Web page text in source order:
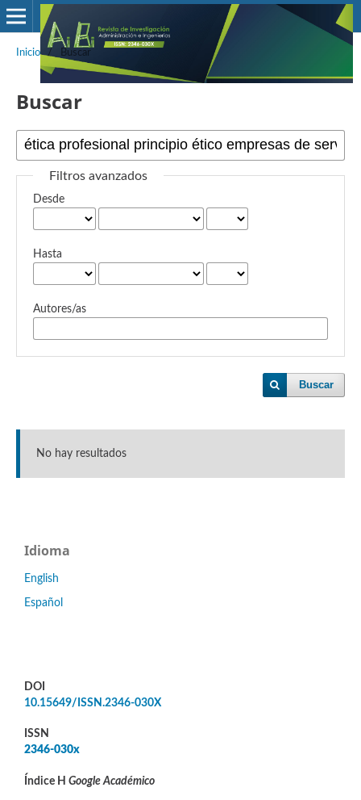
Inicio / Buscar
Buscar
Filtros avanzados
Desde
Hasta
Autores/as
Buscar
No hay resultados
Idioma
English
Español
DOI
10.15649/ISSN.2346-030X
ISSN
2346-030x
Índice H Google Académico